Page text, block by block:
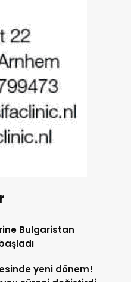
Bulgaristan
yeni dönem!